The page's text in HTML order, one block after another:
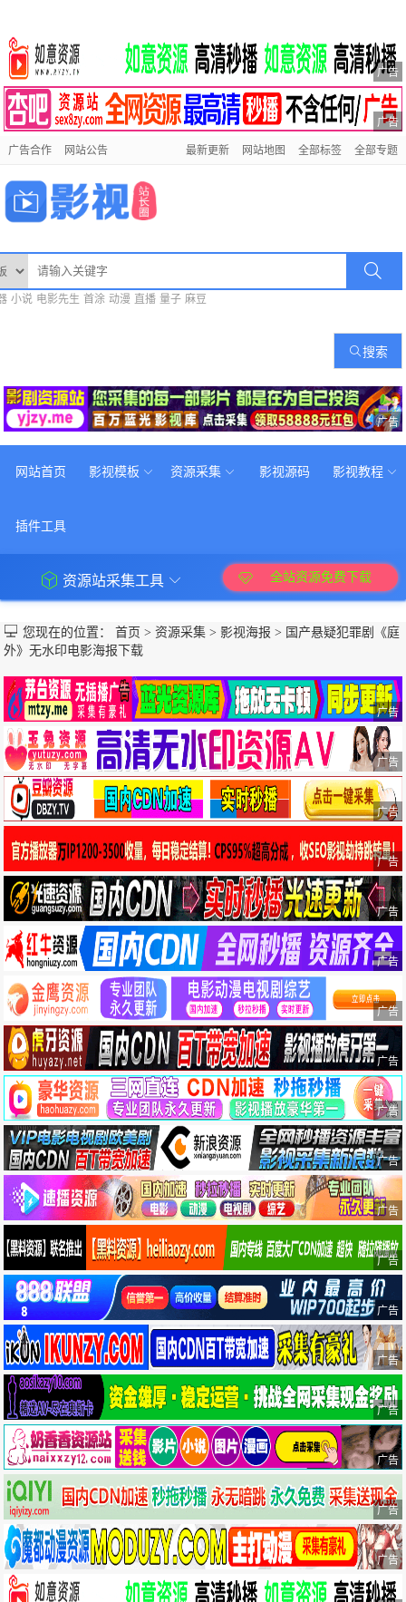
广告
广告
广告合作 网站公告 最新更新 网站地图 全部标签 全部专题
小说 电影先生 首涂 动漫 直播 量子 麻豆
搜索
广告
网站首页 影视模板 资源采集 影视源码 影视教程
插件工具
资源站采集工具 全站资源免费下载
您现在的位置：首页 >资源采集 > 影视海报 > 国产悬疑犯罪剧《庭
外》无水印电影海报下载
广告
广告
广告
广告
广告
广告
广告
广告
广告
广告
广告
广告
广告
广告
广告
广告
广告
广告